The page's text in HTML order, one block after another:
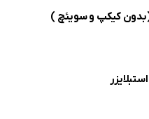
استبلایزر